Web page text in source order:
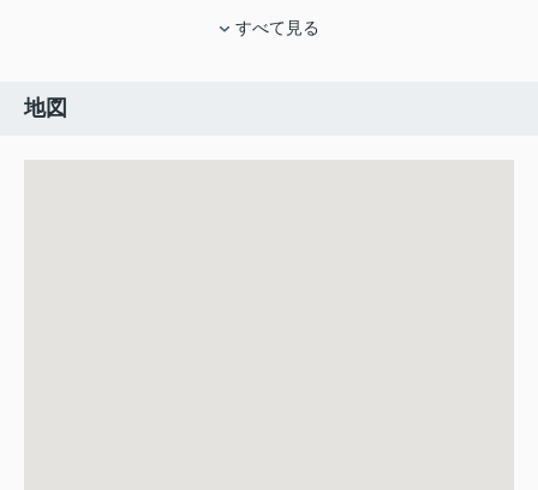
すべて見る
地図